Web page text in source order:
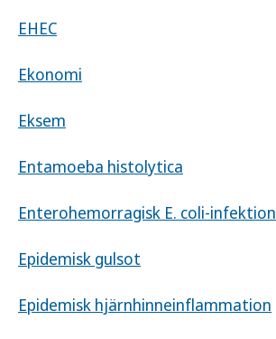
EHEC
Ekonomi
Eksem
Entamoeba histolytica
Enterohemorragisk E. coli-infektion
Epidemisk gulsot
Epidemisk hjärnhinneinflammation